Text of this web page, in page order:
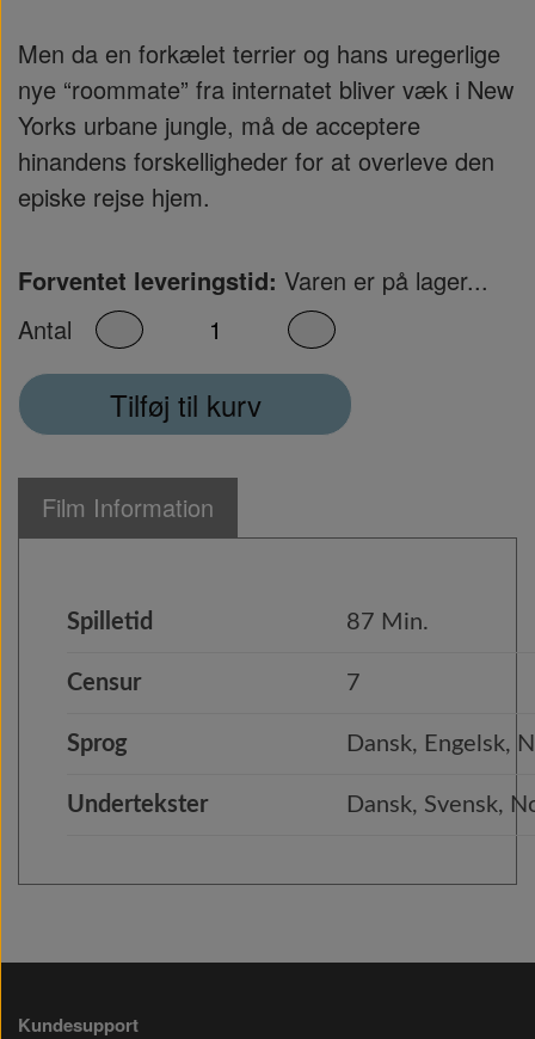
Men da en forkælet terrier og hans uregerlige
nye “roommate” fra internatet bliver væk i New
Yorks urbane jungle, må de acceptere
hinandens forskelligheder for at overleve den
episke rejse hjem.
Forventet leveringstid: Varen er på lager...
Antal
Tilføj til kurv
Film Information
Spilletid 87 Min.
Censur 7
Sprog Dansk, Engelsk,
Undertekster Dansk, Svensk,
Kundesupport